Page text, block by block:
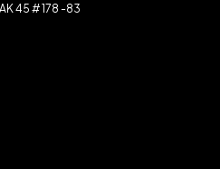
45 # 178 -83